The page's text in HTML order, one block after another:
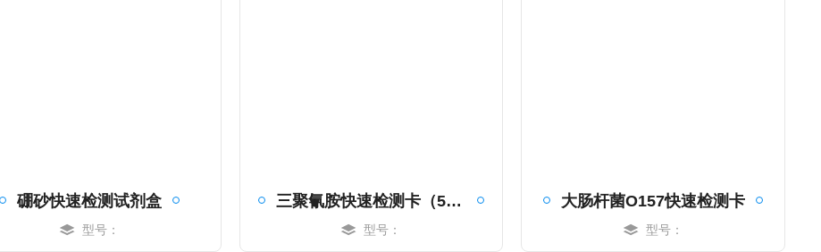
硼砂快速检测试剂盒
型号：
三聚氰胺快速检测卡（50ppb）20条/盒
型号：
大肠杆菌O157快速检测卡
型号：